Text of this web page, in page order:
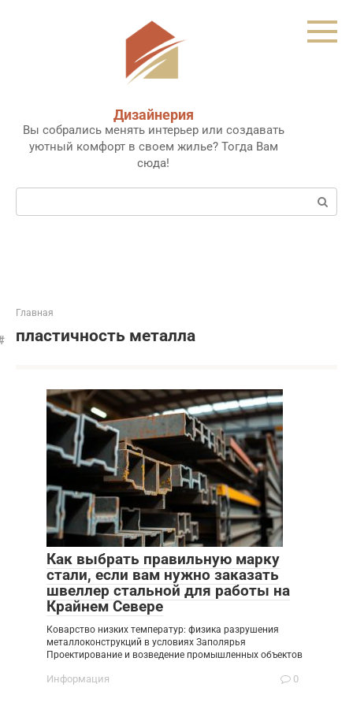
Дизайнерия
Вы собрались менять интерьер или создавать
уютный комфорт в своем жилье? Тогда Вам
сюда!
Поиск:
Главная
пластичность металла
Как выбрать правильную марку
стали, если вам нужно заказать
швеллер стальной для работы на
Крайнем Севере
Коварство низких температур: физика разрушения
металлоконструкций в условиях Заполярья
Проектирование и возведение промышленных объектов
Информация 0